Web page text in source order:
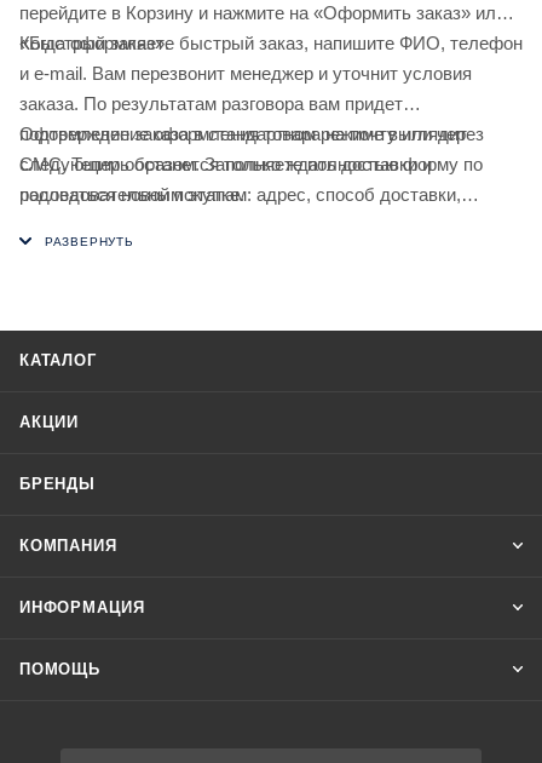
перейдите в Корзину и нажмите на «Оформить заказ» или
«Быстрый заказ».
Когда оформляете быстрый заказ, напишите ФИО, телефон
и e-mail. Вам перезвонит менеджер и уточнит условия
заказа. По результатам разговора вам придет
подтверждение оформления товара на почту или через
СМС. Теперь останется только ждать доставки и
радоваться новой покупке.
Оформление заказа в стандартном режиме выглядит
следующим образом. Заполняете полностью форму по
последовательным этапам: адрес, способ доставки,
КАТАЛОГ
АКЦИИ
БРЕНДЫ
КОМПАНИЯ
ИНФОРМАЦИЯ
ПОМОЩЬ